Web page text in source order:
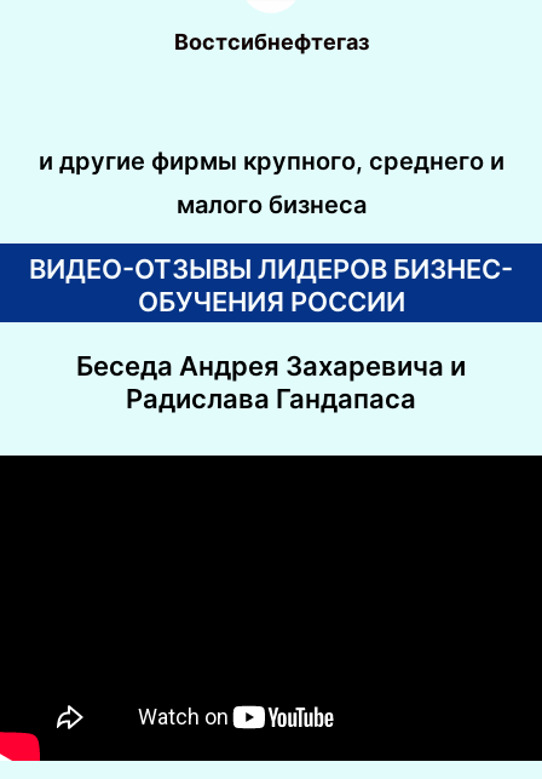
Востсибнефтегаз
и другие фирмы крупного, среднего и
малого бизнеса
ВИДЕО-ОТЗЫВЫ ЛИДЕРОВ БИЗНЕС-
ОБУЧЕНИЯ РОССИИ
Беседа Андрея Захаревича и
Радислава Гандапаса